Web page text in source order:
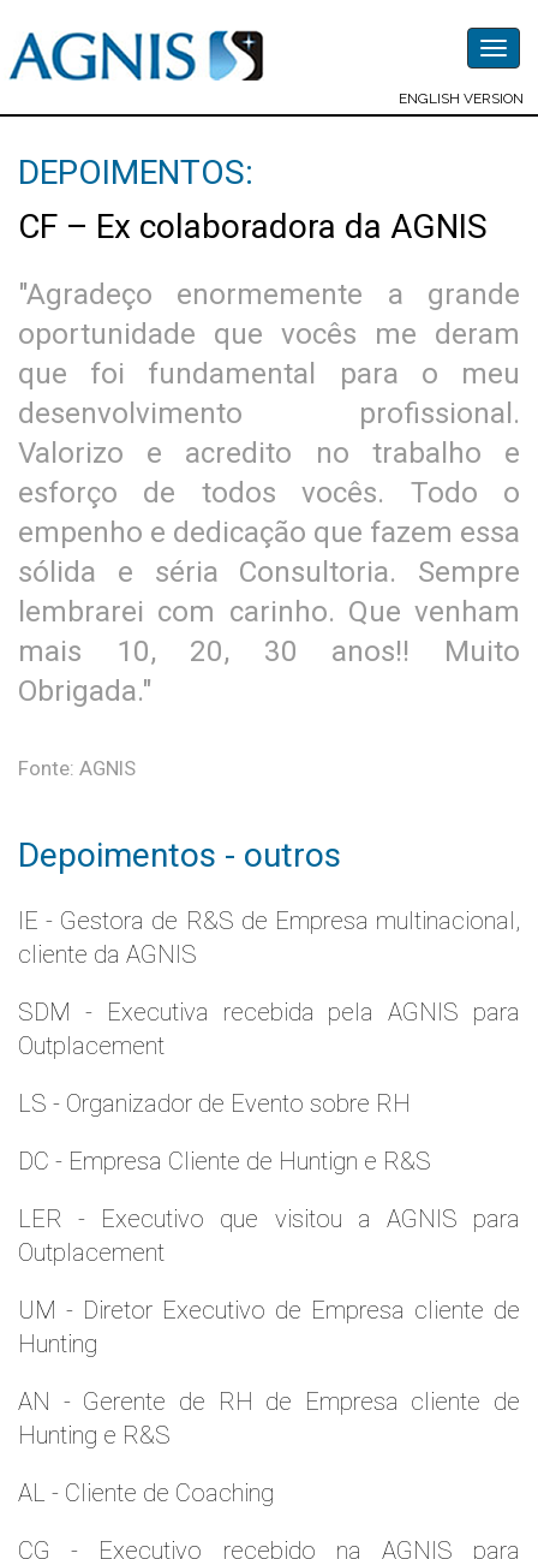
ENGLISH VERSION
DEPOIMENTOS:
CF – Ex colaboradora da AGNIS
"Agradeço enormemente a grande
oportunidade que vocês me deram
que foi fundamental para o meu
desenvolvimento profissional.
Valorizo e acredito no trabalho e
esforço de todos vocês. Todo o
empenho e dedicação que fazem essa
sólida e séria Consultoria. Sempre
lembrarei com carinho. Que venham
mais 10, 20, 30 anos!! Muito
Obrigada."
Fonte: AGNIS
Depoimentos - outros
IE - Gestora de R&S de Empresa multinacional,
cliente da AGNIS
SDM - Executiva recebida pela AGNIS para
Outplacement
LS - Organizador de Evento sobre RH
DC - Empresa Cliente de Huntign e R&S
LER - Executivo que visitou a AGNIS para
Outplacement
UM - Diretor Executivo de Empresa cliente de
Hunting
AN - Gerente de RH de Empresa cliente de
Hunting e R&S
AL - Cliente de Coaching
CG - Executivo recebido na AGNIS para